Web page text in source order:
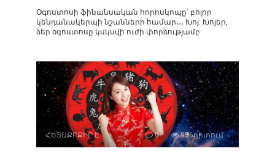
Օգոստոսի ֆինանսական հորոսկոպը՝ բոլոր
կենդանակերպի նշանների համար․․․ Խոյ. Խոյեր,
ձեր օգոստոսը կսկսվի ուժի փորձությամբ:
ՀԵՏԱՔՐՔԻՐ Է 0 956դիտում